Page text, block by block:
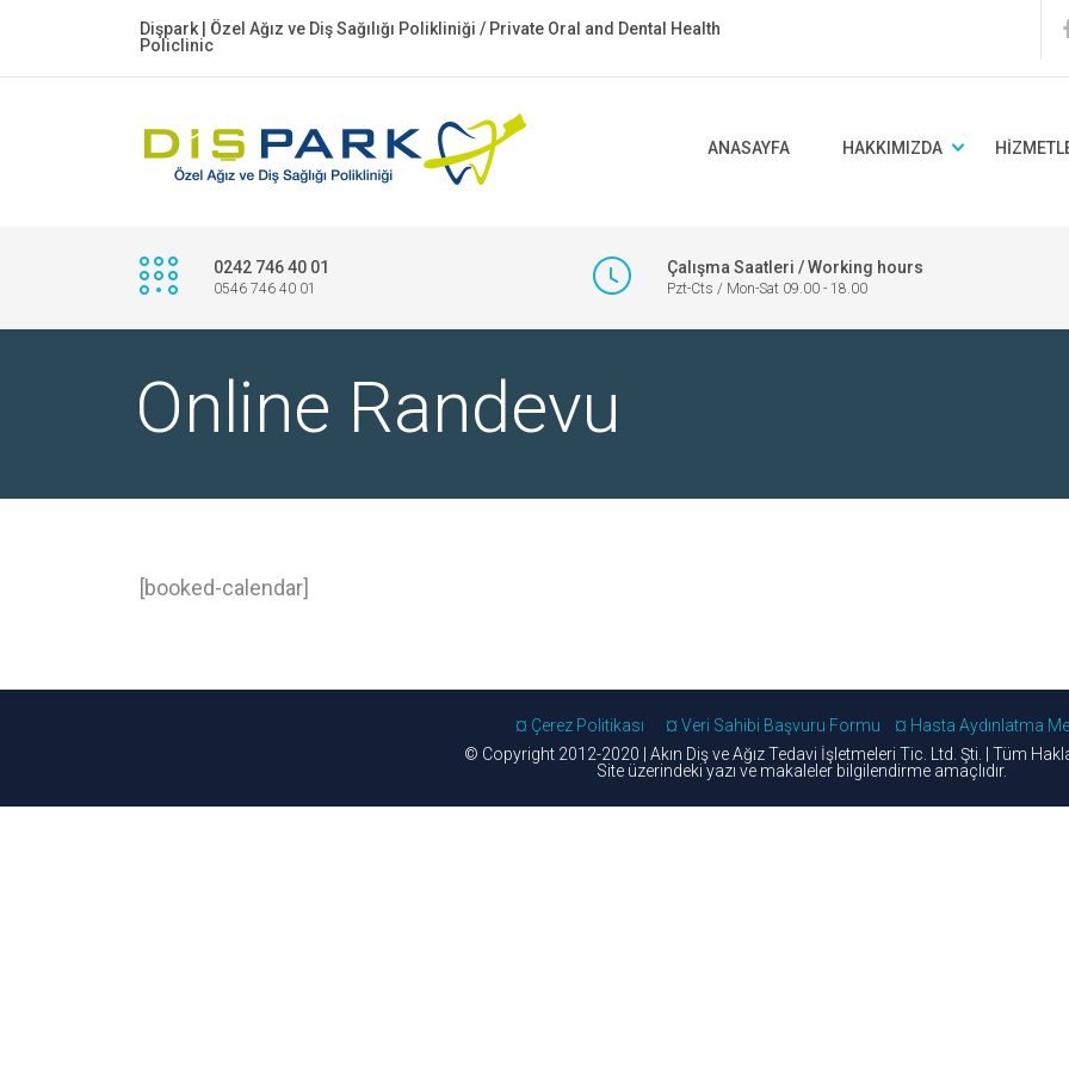
Dişpark | Özel Ağız ve Diş Sağılığı Polikliniği / Private Oral and Dental Health
Policlinic
ANASAYFA HAKKIMIZDA
0242 746 40 01
0546 746 40 01
Çalışma Saatleri / Working hours
Pzt-Cts / Mon-Sat 09.00 - 18.00
Online Randevu
[booked-calendar]
¤ Çerez Politikası ¤ Veri Sahibi Başvuru Formu
¤ Hasta Aydınlatma
© Copyright 2012-2020 | Akın Diş ve Ağız Tedavi İşletmeleri Tic. Ltd. Şti. | Tüm
Site üzerindeki yazı ve makaleler bilgilendirme amaçlıdır.